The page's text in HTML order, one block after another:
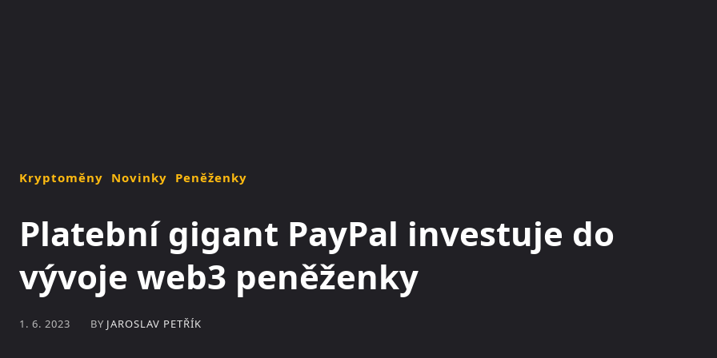
Kryptoměny Novinky Peněženky
Platební gigant PayPal investuje do
vývoje web3 peněženky
1. 6. 2023 BY JAROSLAV PETŘÍK